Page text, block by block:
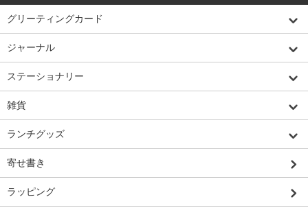
グリーティングカード
ジャーナル
ステーショナリー
雑貨
ランチグッズ
寄せ書き
ラッピング